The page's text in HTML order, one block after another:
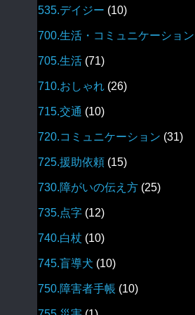
535.デイジー (10)
700.生活・コミュニケーション
705.生活 (71)
710.おしゃれ (26)
715.交通 (10)
720.コミュニケーション (31)
725.援助依頼 (15)
730.障がいの伝え方 (25)
735.点字 (12)
740.白杖 (10)
745.盲導犬 (10)
750.障害者手帳 (10)